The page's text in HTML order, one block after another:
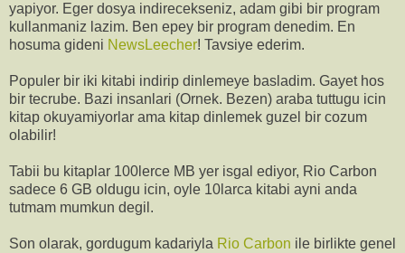
yapiyor. Eger dosya indirecekseniz, adam gibi bir program
kullanmaniz lazim. Ben epey bir program denedim. En
hosuma gideni NewsLeecher! Tavsiye ederim.
Populer bir iki kitabi indirip dinlemeye basladim. Gayet hos
bir tecrube. Bazi insanlari (Ornek. Bezen) araba tuttugu icin
kitap okuyamiyorlar ama kitap dinlemek guzel bir cozum
olabilir!
Tabii bu kitaplar 100lerce MB yer isgal ediyor, Rio Carbon
sadece 6 GB oldugu icin, oyle 10larca kitabi ayni anda
tutmam mumkun degil.
Son olarak, gordugum kadariyla Rio Carbon ile birlikte genel